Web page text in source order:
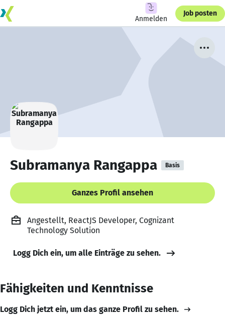
Anmelden
Job posten
Subramanya Rangappa Basis
Ganzes Profil ansehen
Angestellt, ReactJS Developer, Cognizant
Technology Solution
Logg Dich ein, um alle Einträge zu sehen.
Fähigkeiten und Kenntnisse
Logg Dich jetzt ein, um das ganze Profil zu sehen.